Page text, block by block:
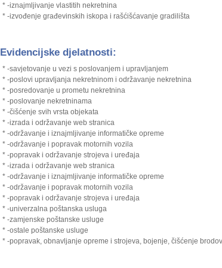
* -iznajmljivanje vlastitih nekretnina
* -izvođenje građevinskih iskopa i rašćišćavanje gradilišta
Evidencijske djelatnosti:
* -savjetovanje u vezi s poslovanjem i upravljanjem
* -poslovi upravljanja nekretninom i održavanje nekretnina
* -posredovanje u prometu nekretnina
* -poslovanje nekretninama
* -čišćenje svih vrsta objekata
* -izrada i održavanje web stranica
* -održavanje i iznajmljivanje informatičke opreme
* -održavanje i popravak motornih vozila
* -popravak i održavanje strojeva i uređaja
* -izrada i održavanje web stranica
* -održavanje i iznajmljivanje informatičke opreme
* -održavanje i popravak motornih vozila
* -popravak i održavanje strojeva i uređaja
* -univerzalna poštanska usluga
* -zamjenske poštanske usluge
* -ostale poštanske usluge
* -popravak, obnavljanje opreme i strojeva, bojenje, čišćenje